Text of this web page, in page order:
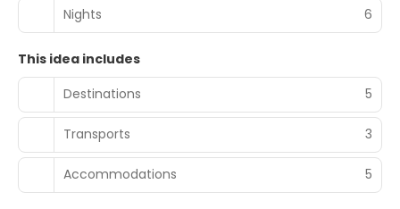
Nights 6
This idea includes
Destinations
5
Transports 3
Accommodations 5